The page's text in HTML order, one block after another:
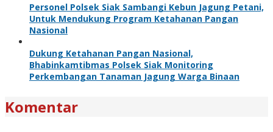
Personel Polsek Siak Sambangi Kebun Jagung Petani,
Untuk Mendukung Program Ketahanan Pangan
Nasional
Dukung Ketahanan Pangan Nasional,
Bhabinkamtibmas Polsek Siak Monitoring
Perkembangan Tanaman Jagung Warga Binaan
Komentar